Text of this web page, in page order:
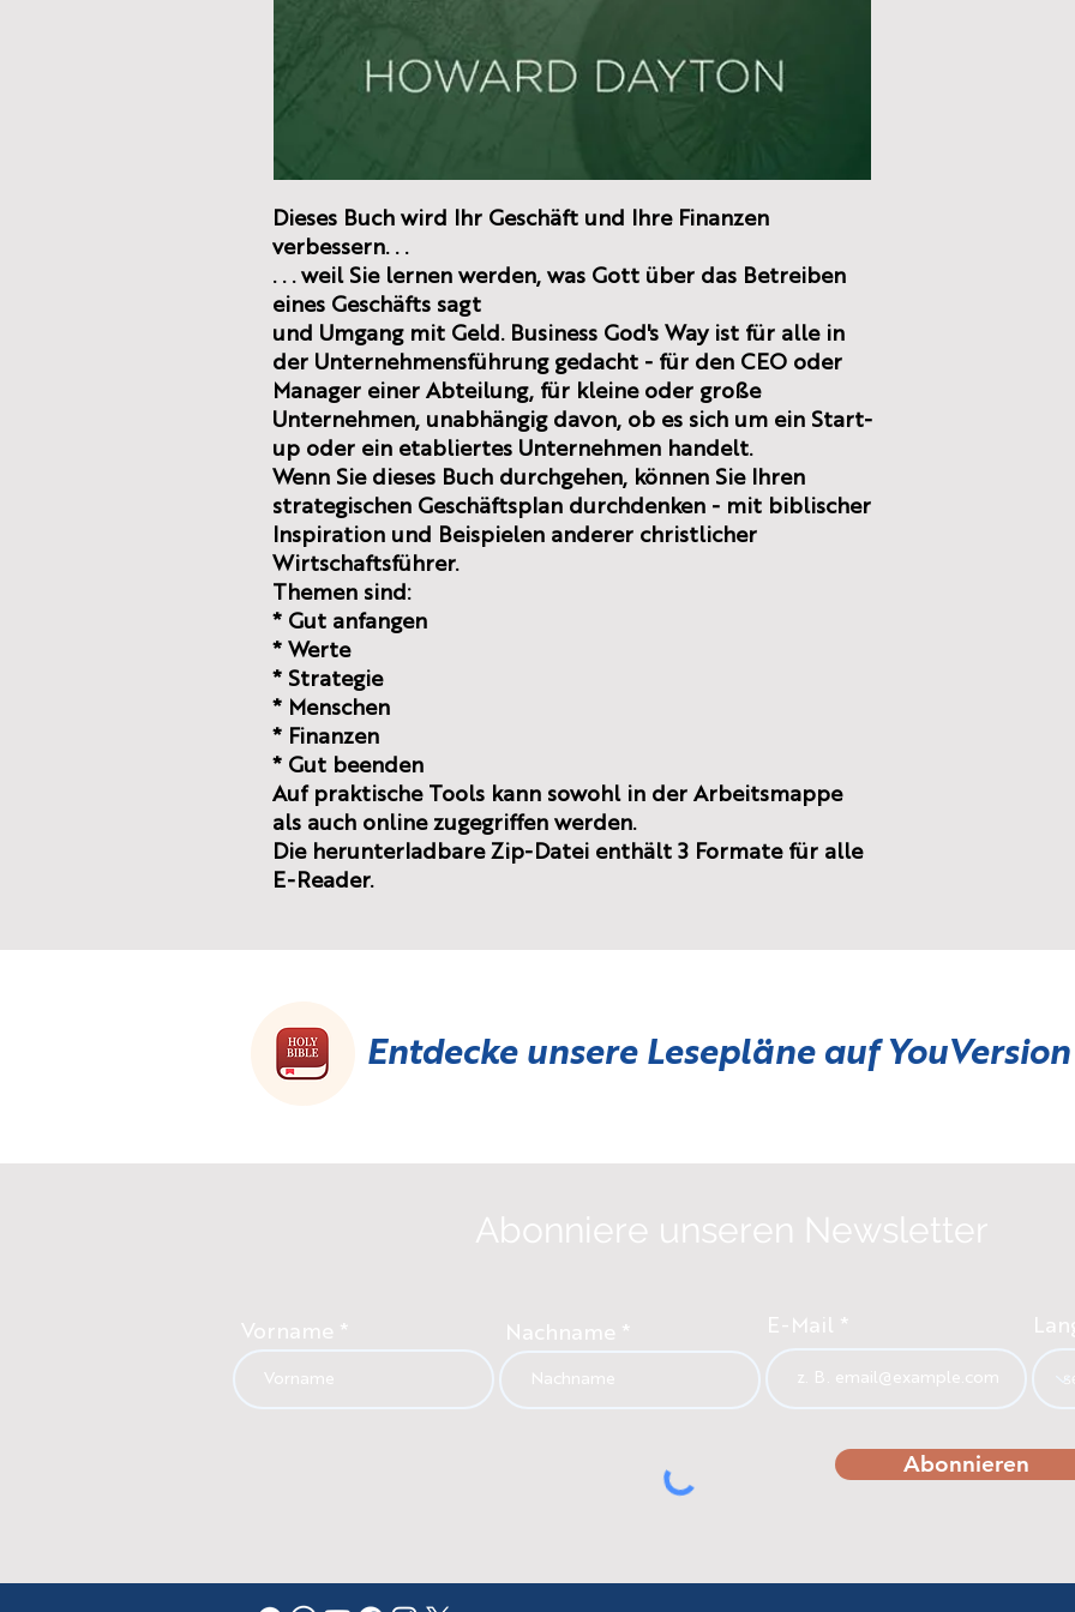
Dieses Buch wird Ihr Geschäft und Ihre Finanzen
verbessern. . .
. . . weil Sie lernen werden, was Gott über das Betreiben
eines Geschäfts sagt
und Umgang mit Geld. Business God's Way ist für alle in
der Unternehmensführung gedacht - für den CEO oder
Manager einer Abteilung, für kleine oder große
Unternehmen, unabhängig davon, ob es sich um ein Start-
up oder ein etabliertes Unternehmen handelt.
Wenn Sie dieses Buch durchgehen, können Sie Ihren
strategischen Geschäftsplan durchdenken - mit biblischer
Inspiration und Beispielen anderer christlicher
Wirtschaftsführer.
Themen sind:
* Gut anfangen
* Werte
* Strategie
* Menschen
* Finanzen
* Gut beenden
Auf praktische Tools kann sowohl in der Arbeitsmappe
als auch online zugegriffen werden.
Die herunterladbare Zip-Datei enthält 3 Formate für alle
E-Reader.
Entdecke unsere Lesepläne auf YouVersion
Abonniere unseren Newsletter
Vorname Nachname E-Mail
Abonnieren